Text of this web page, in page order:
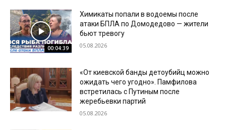
00:04:39
Химикаты попали в водоемы после
атаки БПЛА по Домодедово — жители
бьют тревогу
05.08.2026
«От киевской банды детоубийц можно
ожидать чего угодно». Памфилова
встретилась с Путиным после
жеребьевки партий
05.08.2026